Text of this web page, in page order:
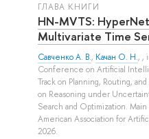
ГЛАВА КНИГИ
HN-MVTS:
Multivariate Time
Савченко А. В., Качан О. Н., ,
Conference on Artificial
Track on Planning, Routing,
on Reasoning under
Search and Optimization.
American Association for
2026.